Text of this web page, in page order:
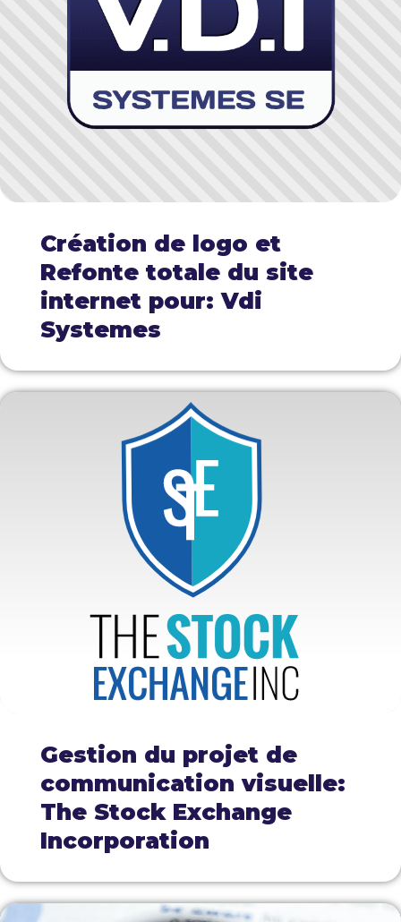
Création de logo et
Refonte totale du site
internet pour: Vdi
Systemes
Gestion du projet de
communication visuelle:
The Stock Exchange
Incorporation